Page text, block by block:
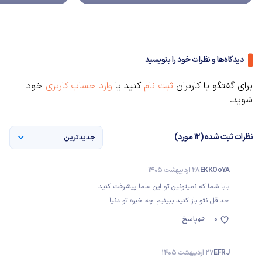
دیدگاه‌ها و نظرات خود را بنویسید
برای گفتگو با کاربران ثبت نام کنید یا وارد حساب کاربری خود
شوید.
نظرات ثبت شده (12 مورد) جدیدترین
EKKOoYA28 اردیبهشت 1405
بابا شما که نمیتونین تو این علما پیشرفت کنید
حداقل نتو باز کنید ببینیم چه خبره تو دنیا
پاسخ
0
EFRJ27 اردیبهشت 1405